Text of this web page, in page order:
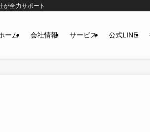
が全力サポート
ーム 会社情報 サービス 公式LINE